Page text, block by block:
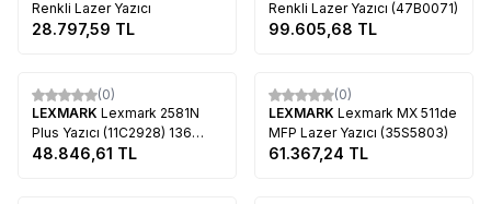
Renkli Lazer Yazıcı
28.797,59 TL
Renkli Lazer Yazıcı (47B0071)
99.605,68 TL
(0)
LEXMARK Lexmark 2581N
Plus Yazıcı (11C2928) 136
Kolon
48.846,61 TL
(0)
LEXMARK Lexmark MX 511de
MFP Lazer Yazıcı (35S5803)
61.367,24 TL